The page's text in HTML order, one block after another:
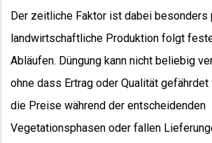
Der zeitliche Faktor ist dabei besonders
landwirtschaftliche Produktion folgt
Abläufen. Düngung kann nicht beliebig
ohne dass Ertrag oder Qualität
die Preise während der entscheidenden
Vegetationsphasen oder fallen